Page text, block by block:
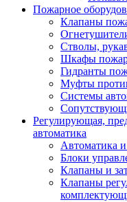
Пожарное
Клапаны
Стволы,
Шкафы
Гидранты
Муфты
Системы
Регулирующая,
автоматика
Автоматика
Блоки
Клапаны и
Клапаны